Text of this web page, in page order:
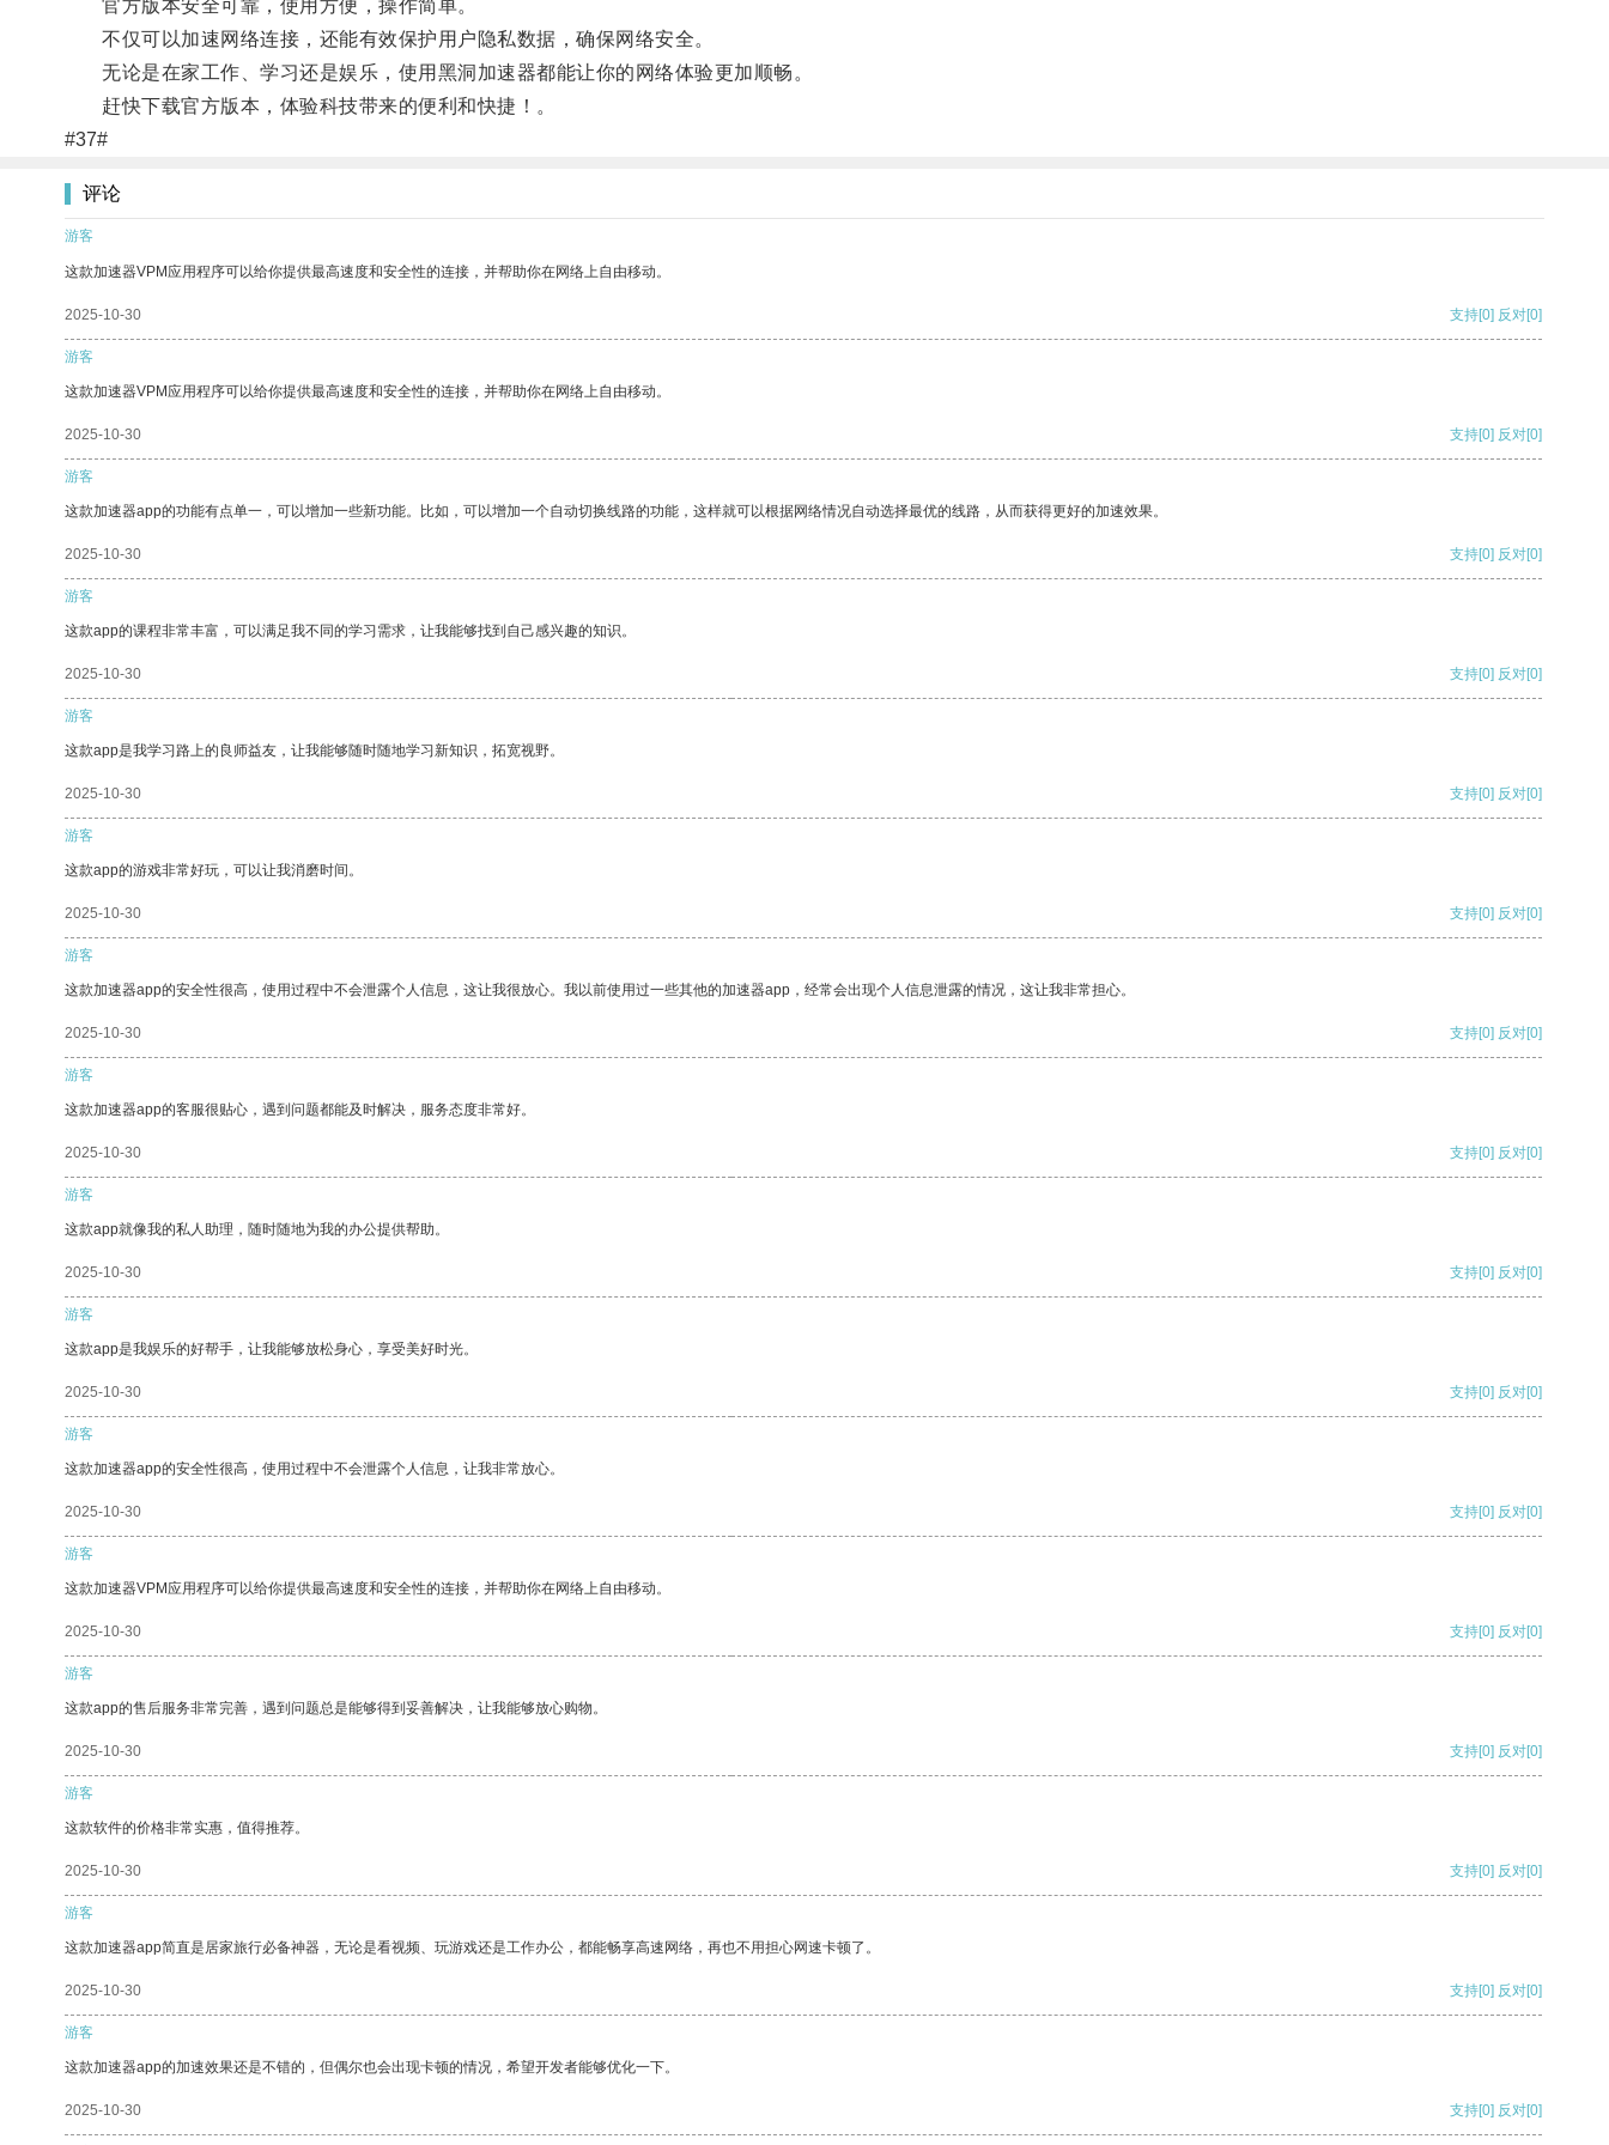
官方版本安全可靠，使用方便，操作简单。
不仅可以加速网络连接，还能有效保护用户隐私数据，确保网络安全。
无论是在家工作、学习还是娱乐，使用黑洞加速器都能让你的网络体验更加顺畅。
赶快下载官方版本，体验科技带来的便利和快捷！。
#37#
评论
游客
这款加速器VPM应用程序可以给你提供最高速度和安全性的连接，并帮助你在网络上自由移动。
2025-10-30 支持[0] 反对[0]
游客
这款加速器VPM应用程序可以给你提供最高速度和安全性的连接，并帮助你在网络上自由移动。
2025-10-30 支持[0] 反对[0]
游客
这款加速器app的功能有点单一，可以增加一些新功能。比如，可以增加一个自动切换线路的功能，这样就可以根据网络情况自动选择最优的线路，从而获得更好的加速效果。
2025-10-30 支持[0] 反对[0]
游客
这款app的课程非常丰富，可以满足我不同的学习需求，让我能够找到自己感兴趣的知识。
2025-10-30 支持[0] 反对[0]
游客
这款app是我学习路上的良师益友，让我能够随时随地学习新知识，拓宽视野。
2025-10-30 支持[0] 反对[0]
游客
这款app的游戏非常好玩，可以让我消磨时间。
2025-10-30 支持[0] 反对[0]
游客
这款加速器app的安全性很高，使用过程中不会泄露个人信息，这让我很放心。我以前使用过一些其他的加速器app，经常会出现个人信息泄露的情况，这让我非常担心。
2025-10-30 支持[0] 反对[0]
游客
这款加速器app的客服很贴心，遇到问题都能及时解决，服务态度非常好。
2025-10-30 支持[0] 反对[0]
游客
这款app就像我的私人助理，随时随地为我的办公提供帮助。
2025-10-30 支持[0] 反对[0]
游客
这款app是我娱乐的好帮手，让我能够放松身心，享受美好时光。
2025-10-30 支持[0] 反对[0]
游客
这款加速器app的安全性很高，使用过程中不会泄露个人信息，让我非常放心。
2025-10-30 支持[0] 反对[0]
游客
这款加速器VPM应用程序可以给你提供最高速度和安全性的连接，并帮助你在网络上自由移动。
2025-10-30 支持[0] 反对[0]
游客
这款app的售后服务非常完善，遇到问题总是能够得到妥善解决，让我能够放心购物。
2025-10-30 支持[0] 反对[0]
游客
这款软件的价格非常实惠，值得推荐。
2025-10-30 支持[0] 反对[0]
游客
这款加速器app简直是居家旅行必备神器，无论是看视频、玩游戏还是工作办公，都能畅享高速网络，再也不用担心网速卡顿了。
2025-10-30 支持[0] 反对[0]
游客
这款加速器app的加速效果还是不错的，但偶尔也会出现卡顿的情况，希望开发者能够优化一下。
2025-10-30 支持[0] 反对[0]